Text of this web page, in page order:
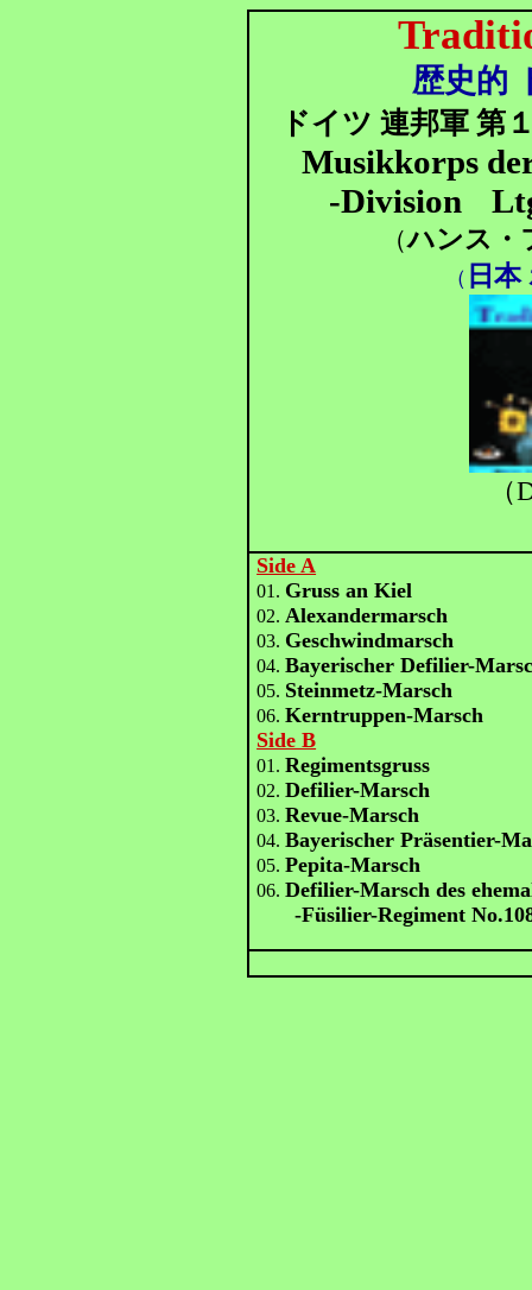
歴史的
ドイツ 連邦軍 第
Musikkorps
-Division
（ハンス・
（ 日
Side A
01. Gruss an Kiel
02. Alexandermarsch
03. Geschwindmarsch
04.Bayerischer Defilier-
05. Steinmetz-Marsch
06. Kerntruppen-Marsch
Side B
01.Regimentsgruss
02.Defilier-Marsch
03.Revue-Marsch
04.Bayerischer Präsentier-
05.Pepita-Marsch
06. Defilier-Marsch des
-Füsilier-Regiment